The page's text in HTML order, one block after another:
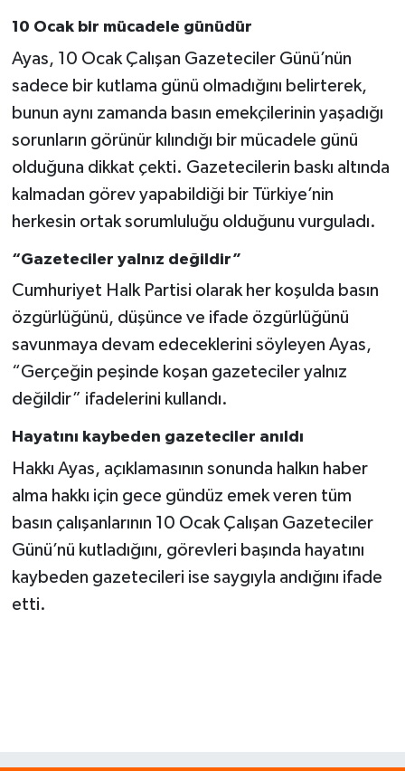
10 Ocak bir mücadele günüdür
Ayas, 10 Ocak Çalışan Gazeteciler Günü’nün
sadece bir kutlama günü olmadığını belirterek,
bunun aynı zamanda basın emekçilerinin yaşadığı
sorunların görünür kılındığı bir mücadele günü
olduğuna dikkat çekti. Gazetecilerin baskı altında
kalmadan görev yapabildiği bir Türkiye’nin
herkesin ortak sorumluluğu olduğunu vurguladı.
“Gazeteciler yalnız değildir”
Cumhuriyet Halk Partisi olarak her koşulda basın
özgürlüğünü, düşünce ve ifade özgürlüğünü
savunmaya devam edeceklerini söyleyen Ayas,
“Gerçeğin peşinde koşan gazeteciler yalnız
değildir” ifadelerini kullandı.
Hayatını kaybeden gazeteciler anıldı
Hakkı Ayas, açıklamasının sonunda halkın haber
alma hakkı için gece gündüz emek veren tüm
basın çalışanlarının 10 Ocak Çalışan Gazeteciler
Günü’nü kutladığını, görevleri başında hayatını
kaybeden gazetecileri ise saygıyla andığını ifade
etti.